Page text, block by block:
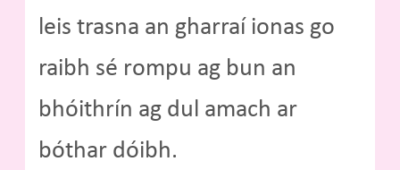
leis trasna an gharraí ionas go
raibh sé rompu ag bun an
bhóithrín ag dul amach ar
bóthar dóibh.